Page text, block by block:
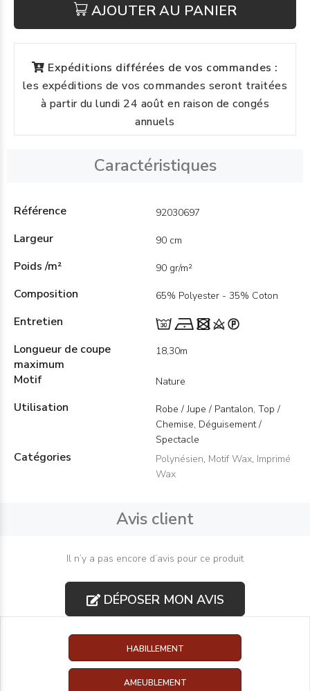
AJOUTER AU PANIER
Expéditions différées de vos commandes :
les expéditions de vos commandes seront traitées
à partir du lundi 24 août en raison de congés
annuels
Caractéristiques
Référence 92030697
Largeur 90 cm
Poids /m² 90 gr/m²
Composition 65% Polyester - 35% Coton
Entretien
Longueur de coupe
maximum
18,30m
Motif Nature
Utilisation
Robe / Jupe / Pantalon, Top /
Chemise, Déguisement /
Spectacle
Catégories Polynésien, Motif Wax, Imprimé
Wax
Avis client
Il n’y a pas encore d’avis pour ce produit
DÉPOSER MON AVIS
HABILLEMENT
AMEUBLEMENT